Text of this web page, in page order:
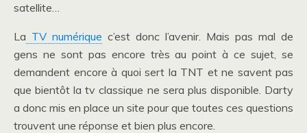
satellite…
La TV numérique c’est donc l’avenir. Mais pas mal de
gens ne sont pas encore très au point à ce sujet, se
demandent encore à quoi sert la TNT et ne savent pas
que bientôt la tv classique ne sera plus disponible. Darty
a donc mis en place un site pour que toutes ces questions
trouvent une réponse et bien plus encore.